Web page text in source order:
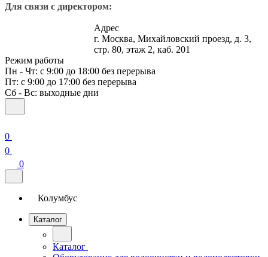
Для связи с директором:
Адрес
г. Москва, Михайловский проезд, д. 3,
стр. 80, этаж 2, каб. 201
Режим работы
Пн - Чт: с 9:00 до 18:00 без перерыва
Пт: с 9:00 до 17:00 без перерыва
Сб - Вс: выходные дни
0
0
0
Колумбус
Каталог
Каталог